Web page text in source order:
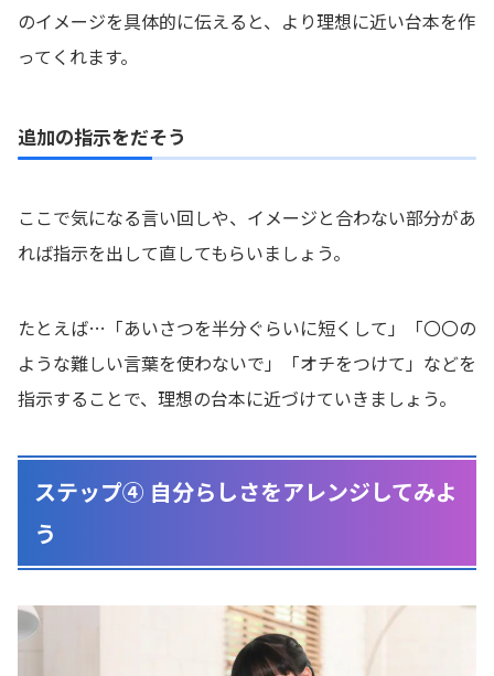
のイメージを具体的に伝えると、より理想に近い台本を作
ってくれます。
追加の指示をだそう
ここで気になる言い回しや、イメージと合わない部分があ
れば指示を出して直してもらいましょう。
たとえば…「あいさつを半分ぐらいに短くして」「〇〇の
ような難しい言葉を使わないで」「オチをつけて」などを
指示することで、理想の台本に近づけていきましょう。
ステップ④ 自分らしさをアレンジしてみよ
う